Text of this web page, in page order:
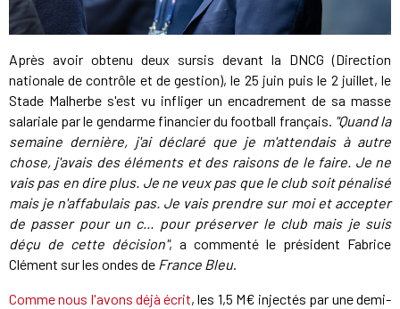
Après avoir obtenu deux sursis devant la DNCG (Direction
nationale de contrôle et de gestion), le 25 juin puis le 2 juillet, le
Stade Malherbe s'est vu infliger un encadrement de sa masse
salariale par le gendarme financier du football français. "Quand la
semaine dernière, j'ai déclaré que je m'attendais à autre
chose, j'avais des éléments et des raisons de le faire. Je ne
vais pas en dire plus. Je ne veux pas que le club soit pénalisé
mais je n'affabulais pas. Je vais prendre sur moi et accepter
de passer pour un c... pour préserver le club mais je suis
déçu de cette décision", a commenté le président Fabrice
Clément sur les ondes de France Bleu.
Comme nous l'avons déjà écrit, les 1,5 M€ injectés par une demi-